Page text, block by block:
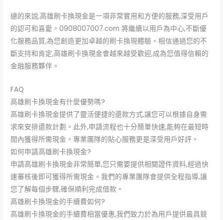
總的來說,高雄刷卡換現金是一項非常實用和方便的服務,深受用戶
的認可和喜愛。0908007007.com 將繼續以用戶為中心,不斷優
化服務品質,為您創造更加卓越的刷卡換現體驗。相信通過您的不
斷支持和肯定,高雄刷卡換現金會越來越受歡迎,成為您值得信賴的
金融服務夥伴。
FAQ
高雄刷卡換現金有什麼優勢嗎?
高雄刷卡換現金提供了靈活便捷的還款方式,讓您可以根據自身需
求來安排還款計劃。此外,申請流程也十分簡單快速,能夠在最短時
間內獲得所需現金。專業團隊的貼心服務更是深受用戶好評。
如何申請高雄刷卡換現金?
申請高雄刷卡換現金非常簡單,您只需要提供相關證件資料,經過快
速審核後即可獲得所需現金。我們的專業團隊會提供全程指導,讓
您了解每個步驟,確保順利完成借款。
高雄刷卡換現金的手續費如何?
高雄刷卡換現金的手續費相當優惠,我們致力於為用戶提供最具競